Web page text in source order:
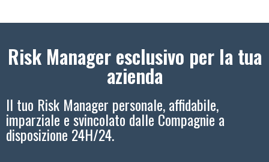
Risk Manager esclusivo per la tua
azienda
Il tuo Risk Manager personale, affidabile,
imparziale e svincolato dalle Compagnie a
disposizione 24H/24.